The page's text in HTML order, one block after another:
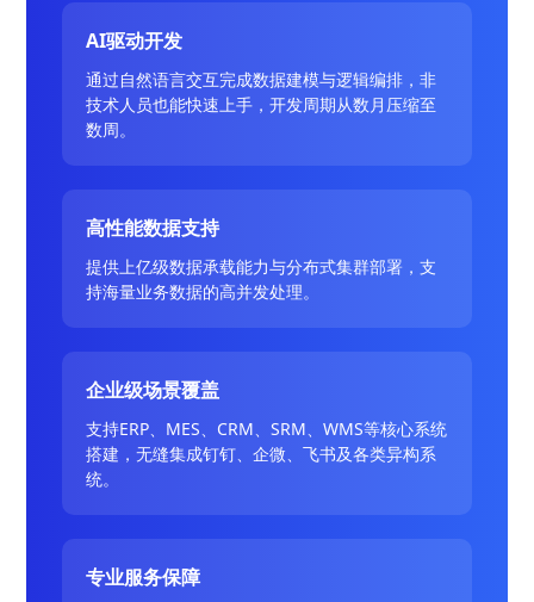
AI驱动开发
通过自然语言交互完成数据建模与逻辑编排，非
技术人员也能快速上手，开发周期从数月压缩至
数周。
高性能数据支持
提供上亿级数据承载能力与分布式集群部署，支
持海量业务数据的高并发处理。
企业级场景覆盖
支持ERP、MES、CRM、SRM、WMS等核心系统
搭建，无缝集成钉钉、企微、飞书及各类异构系
统。
专业服务保障